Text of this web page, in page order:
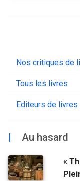
Nos critiques de
Tous les livres
Editeurs de livres
| Au hasard
«